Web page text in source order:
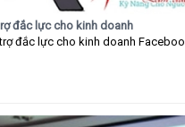
đắc lực cho kinh doanh
đắc lực cho kinh doanh